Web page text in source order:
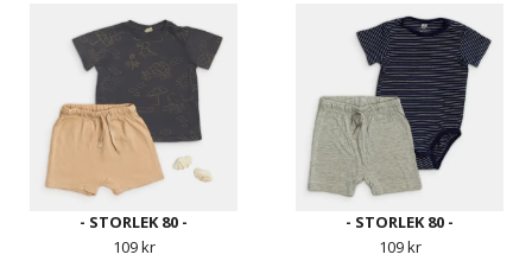
- STORLEK 80 -
109 kr
- STORLEK 80 -
109 kr